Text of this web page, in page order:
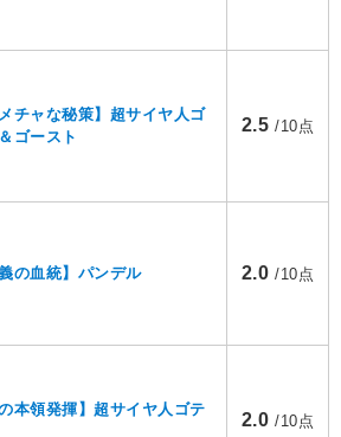
メチャな秘策】超サイヤ人ゴ
ゴースト
2.5 /10点
の血統】パンデル 2.0 /10点
の本領発揮】超サイヤ人ゴテ
2.0 /10点